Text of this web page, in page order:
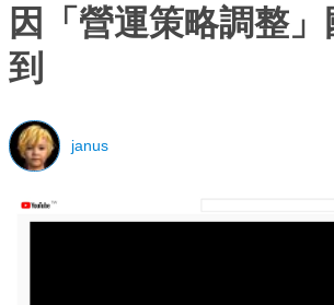
因「營運策略調整
到
janus